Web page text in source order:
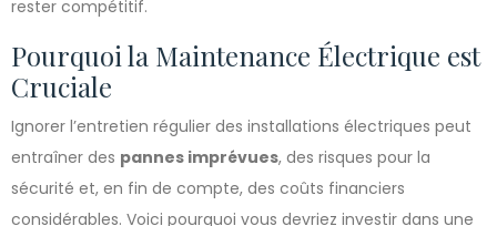
rester compétitif.
Pourquoi la Maintenance Électrique est
Cruciale
Ignorer l’entretien régulier des installations électriques peut
entraîner des pannes imprévues, des risques pour la
sécurité et, en fin de compte, des coûts financiers
considérables. Voici pourquoi vous devriez investir dans une